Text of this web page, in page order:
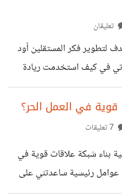
المقام الأول. لكنني الآن في
هل أستمر في العمل الحر؟
تعليقان
لتطوير فكر المستقلين أود
في كيف استخدمت ريادة
الأعمال لتطوير خدماتي، وذلك كان يشمل: أنني كنت أبتكر أفكار
في المجتمع. مثلاً، قمت
تقدم دورات مجانية
ابني شبكة علاقات قوية
والشركاء. مثلاً، استخدم
في العمل الحر؟
بناء شبكة علاقات قوية في
عوامل رئيسية ساعدتني على
تحقيق هذا الهدف: الجودة، الاتصال، والتعاون. الجودة: أولاً وقبل